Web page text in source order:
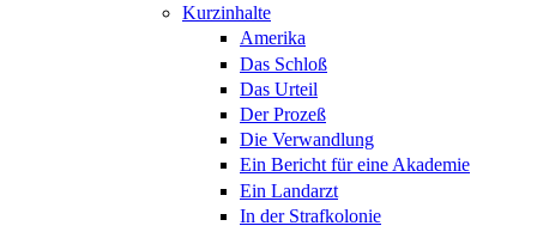
Kurzinhalte
Amerika
Das Schloß
Das Urteil
Der Prozeß
Die Verwandlung
Ein Bericht für eine Akademie
Ein Landarzt
In der Strafkolonie